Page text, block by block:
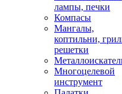
лампы, печки
Компасы
Мангалы,
коптильни,
решетки
Многоцелевой
инструмент